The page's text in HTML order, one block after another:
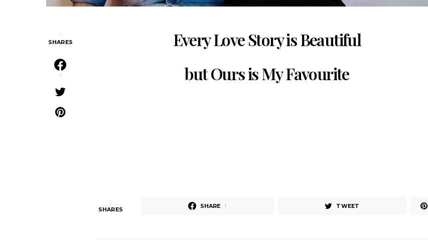
1
SHARES
1
Every Love Story is Beautiful
but Ours is My Favourite
1
SHARES SHARE 1 TWEET